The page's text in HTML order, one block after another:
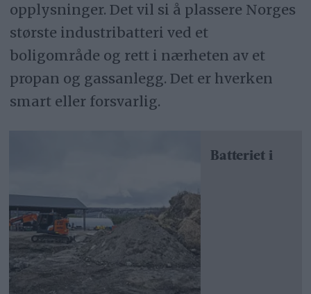
opplysninger. Det vil si å plassere Norges
største industribatteri ved et
boligområde og rett i nærheten av et
propan og gassanlegg. Det er hverken
smart eller forsvarlig.
Batteriet i